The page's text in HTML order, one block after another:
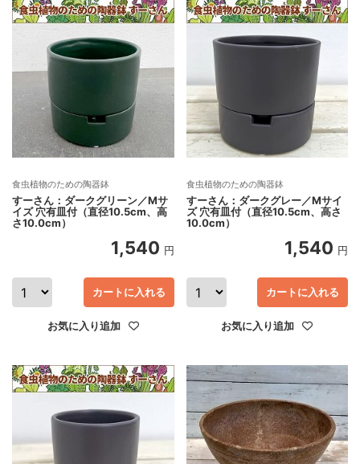
食虫植物のための陶器鉢
すーさん：ダークグリーン／Mサ
イズ 穴有皿付（直径10.5cm、高
さ10.0cm）
1,540 円
カートに入れる
お気に入り追加
食虫植物のための陶器鉢
すーさん：ダークグレー／Mサイ
ズ 穴有皿付（直径10.5cm、高さ
10.0cm）
1,540 円
カートに入れる
お気に入り追加